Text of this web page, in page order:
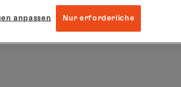
anpassen Nur erforderliche